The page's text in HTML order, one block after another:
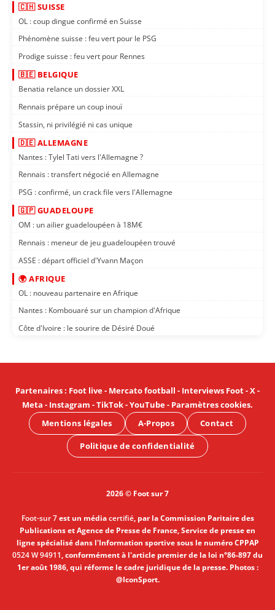
🇨🇭 SUISSE
OL : coup dingue confirmé en Suisse
Phénomène suisse : feu vert pour le PSG
Prodige suisse : feu vert pour Rennes
🇧🇪 BELGIQUE
Benatia relance un dossier XXL
Rennais prépare un coup inouï
Stassin, ni privilégié ni cas unique
🇩🇪 ALLEMAGNE
Nantes : Tylel Tati vers l'Allemagne ?
Rennais : transfert négocié en Allemagne
PSG : confirmé, un crack file vers l'Allemagne
🇬🇵 GUADELOUPE
OM : un ailier guadeloupéen à 18M€
Rennais : meneur de jeu guadeloupéen trouvé
ASSE : départ officiel d'Yvann Maçon
🌍 AFRIQUE
OL : nouveau partenaire en Afrique
Nantes : Kombouaré sur un champion d'Afrique
Côte d'Ivoire : le sourire de Désiré Doué
Partenaires: Foot live- Mercato football - Interviews Foot-X-
Meta - Instagram -TikTok-YouTube- Paramètres cookies.
Mentions légales
A-Propos Contact
Politique de confidentialité
2026 © Foot sur 7
Foot-sur 7est un médiacertifié, par la Commission Paritaire des
Publications et Agence de Presse de France, Service de presse en
ligne spécialisé dans l'Information sportive sous le numéro CPPAP
0524 W 94911, conformément à l'article premier de la loi n°86-897 du
1er août 1986, qui réforme le cadre juridique de la presse. Photos :
@IconSport.